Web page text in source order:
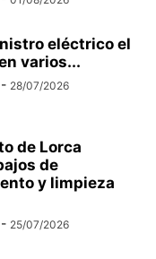
eléctrico el
varios...
- 28/07/2026
de Lorca
de
y limpieza
- 25/07/2026